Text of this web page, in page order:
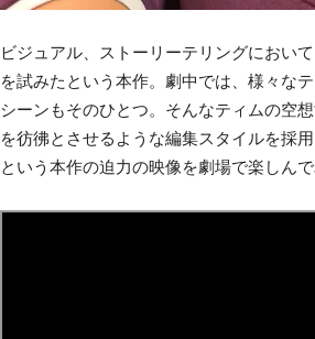
ビジュアル、ストーリーテリングにおい
を試みたという本作。劇中では、様々な
シーンもそのひとつ。そんなティムの空
を彷彿とさせるような編集スタイルを採
という本作の迫力の映像を劇場で楽しんで